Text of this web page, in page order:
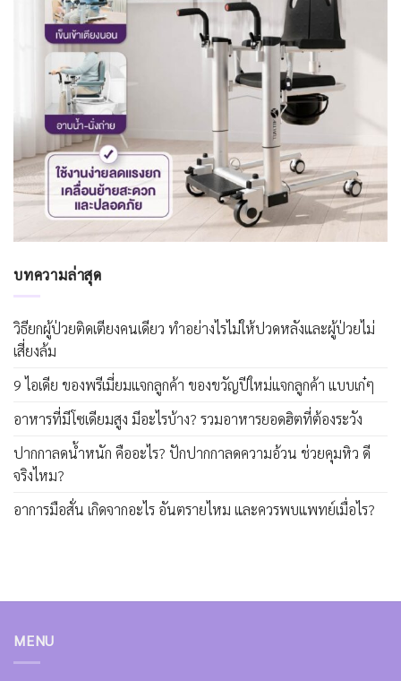
บทความล่าสุด
วิธียกผู้ป่วยติดเตียงคนเดียว ทำอย่างไรไม่ให้ปวดหลังและผู้ป่วยไม่
เสี่ยงล้ม
9 ไอเดีย ของพรีเมี่ยมแจกลูกค้า ของขวัญปีใหม่แจกลูกค้า แบบเก๋ๆ
อาหารที่มีโซเดียมสูง มีอะไรบ้าง? รวมอาหารยอดฮิตที่ต้องระวัง
ปากกาลดน้ำหนัก คืออะไร? ปักปากกาลดความอ้วน ช่วยคุมหิว ดี
จริงไหม?
อาการมือสั่น เกิดจากอะไร อันตรายไหม และควรพบแพทย์เมื่อไร?
MENU